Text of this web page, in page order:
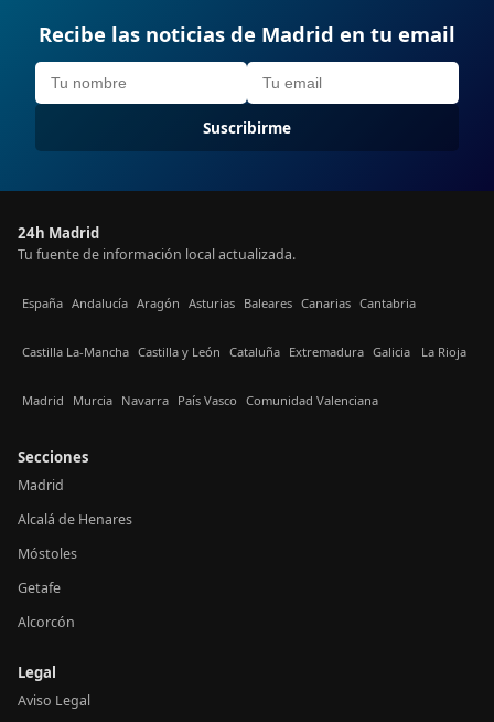
Recibe las noticias de Madrid en tu email
Suscribirme
24h Madrid
Tu fuente de información local actualizada.
España Andalucía Aragón Asturias Baleares Canarias Cantabria
Castilla La-Mancha Castilla y León Cataluña Extremadura Galicia La Rioja
Madrid Murcia Navarra País Vasco Comunidad Valenciana
Secciones
Madrid
Alcalá de Henares
Móstoles
Getafe
Alcorcón
Legal
Aviso Legal